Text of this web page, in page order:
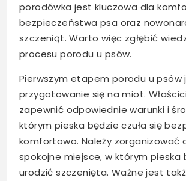
porodówka jest kluczowa dla
bezpieczeństwa psa oraz
szczeniąt. Warto więc zgłębić
procesu porodu u psów.
Pierwszym etapem porodu u psów
przygotowanie się na miot.
zapewnić odpowiednie warunki i
którym pieska będzie czuła się
komfortowo. Należy zorganizować
spokojne miejsce, w którym pieska
urodzić szczenięta. Ważne jest